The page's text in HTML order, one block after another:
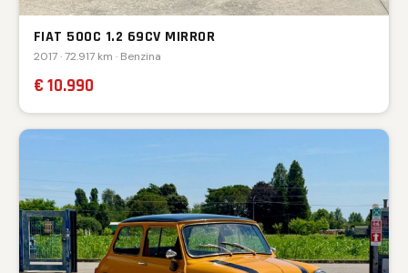
FIAT 500C 1.2 69CV MIRROR
2017 · 72.917 km · Benzina
€ 10.990